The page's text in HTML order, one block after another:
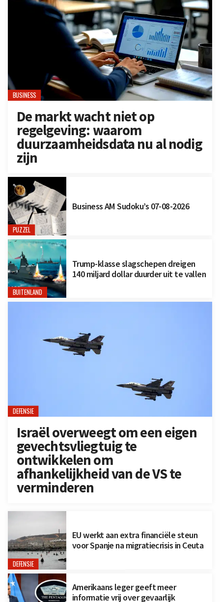
BUSINESS
De markt wacht niet op
regelgeving: waarom
duurzaamheidsdata nu al nodig
zijn
PUZZEL
Business AM Sudoku’s 07-08-2026
BUITENLAND
Trump-klasse slagschepen dreigen
140 miljard dollar duurder uit te vallen
DEFENSIE
Israël overweegt om een eigen
gevechtsvliegtuig te
ontwikkelen om
afhankelijkheid van de VS te
verminderen
DEFENSIE
EU werkt aan extra financiële steun
voor Spanje na migratiecrisis in Ceuta
Amerikaans leger geeft meer
informatie vrij over gevaarlijk